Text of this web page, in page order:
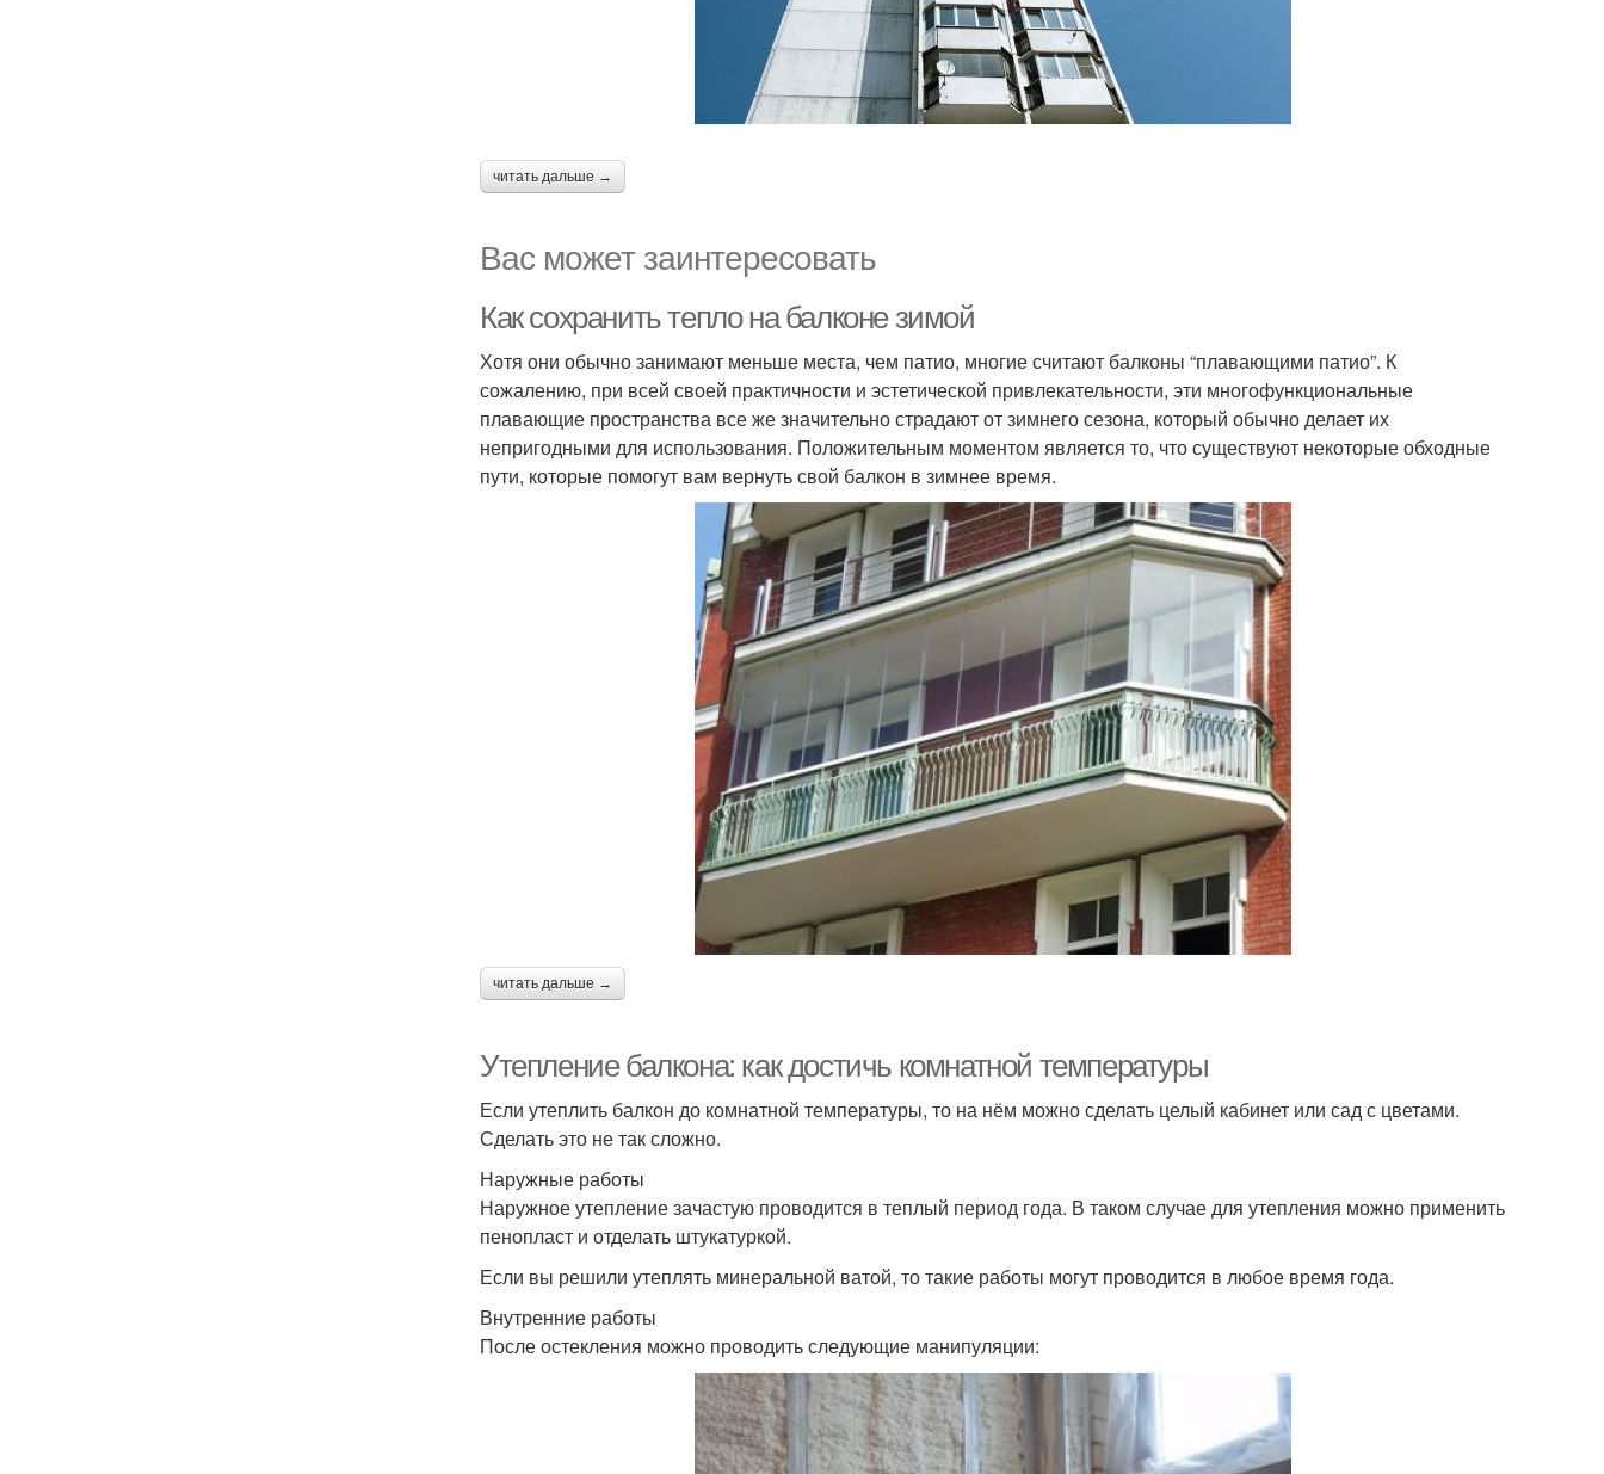
читать дальше →
Вас может заинтересовать
Как сохранить тепло на балконе зимой
Хотя они обычно занимают меньше места, чем патио, многие считают балконы “плавающими патио”. К
сожалению, при всей своей практичности и эстетической привлекательности, эти многофункциональные
плавающие пространства все же значительно страдают от зимнего сезона, который обычно делает их
непригодными для использования. Положительным моментом является то, что существуют некоторые обходные
пути, которые помогут вам вернуть свой балкон в зимнее время.
читать дальше →
Утепление балкона: как достичь комнатной температуры
Если утеплить балкон до комнатной температуры, то на нём можно сделать целый кабинет или сад с цветами.
Сделать это не так сложно.
Наружные работы
Наружное утепление зачастую проводится в теплый период года. В таком случае для утепления можно применить
пенопласт и отделать штукатуркой.
Если вы решили утеплять минеральной ватой, то такие работы могут проводится в любое время года.
Внутренние работы
После остекления можно проводить следующие манипуляции: